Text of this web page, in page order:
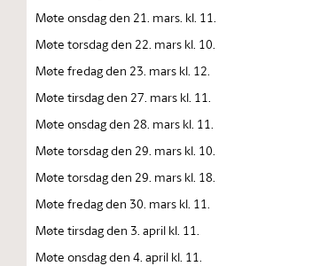
Møte onsdag den 21. mars. kl. 11.
Møte torsdag den 22. mars kl. 10.
Møte fredag den 23. mars kl. 12.
Møte tirsdag den 27. mars kl. 11.
Møte onsdag den 28. mars kl. 11.
Møte torsdag den 29. mars kl. 10.
Møte torsdag den 29. mars kl. 18.
Møte fredag den 30. mars kl. 11.
Møte tirsdag den 3. april kl. 11.
Møte onsdag den 4. april kl. 11.